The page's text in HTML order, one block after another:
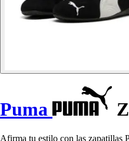
Puma
Afirma tu estilo con las zapatillas